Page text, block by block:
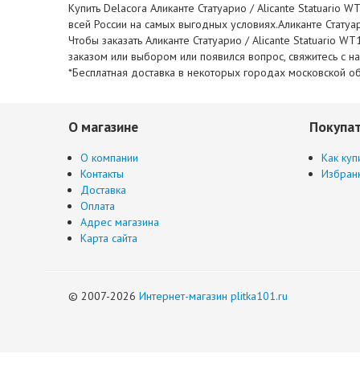
Купить Delacora Аликанте Статуарио / Alicante Statuario
всей России на самых выгодных условиях.Аликанте
Чтобы заказать Аликанте Статуарио / Alicante Statuario
заказом или выбором или появился вопрос, свяжитесь с
*Бесплатная доставка в некоторых городах московской
О магазине
О компании
Контакты
Доставка
Оплата
Адрес магазина
Карта сайта
Как
© 2007-2026 Интернет-магазин plitka101.ru